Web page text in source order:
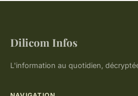
Dilicom Infos
L'information au quotidien,